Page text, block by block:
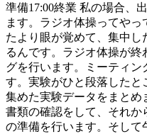
準備17:00終業 私の場合、
ます。ラジオ体操ってや
たより眼が覚めて、集中し
るんです。ラジオ体操が
グを行います。ミーティン
す。実験がひと段落したと
集めた実験データをまと
書類の確認をして、それ
の準備を行います。そし